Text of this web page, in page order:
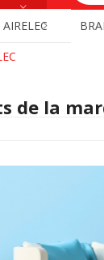
AIRELEC
de la